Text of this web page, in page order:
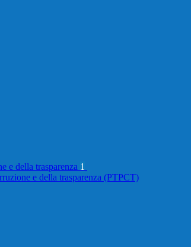
e della trasparenza 1
e della trasparenza (PTPCT)